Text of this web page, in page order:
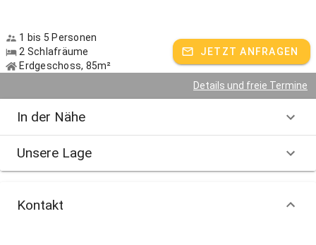
... und wenn der Tag zu Ende geht, trifft man sich gerne auf der
Bank vor dem Haus - der Tag klingt mit einem kleinen "Hoigarte"
Herzlichst
Gastgeber spricht:
1 bis 5 Personen
2 Schlafräume
Erdgeschoss, 85m²
JETZT ANFRAGEN
Details und freie Termine
In der Nähe
Unsere Lage
Kontakt